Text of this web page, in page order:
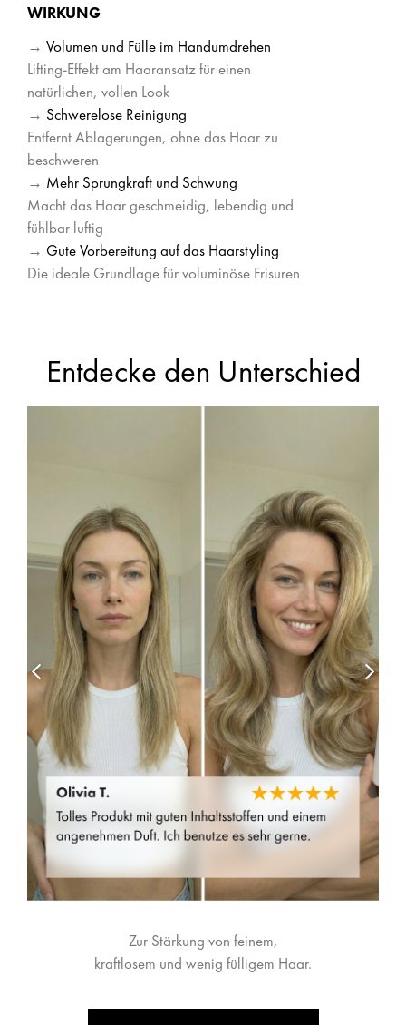
WIRKUNG
→ Volumen und Fülle im Handumdrehen
Lifting-Effekt am Haaransatz für einen
natürlichen, vollen Look
→ Schwerelose Reinigung
Entfernt Ablagerungen, ohne das Haar zu
beschweren
→ Mehr Sprungkraft und Schwung
Macht das Haar geschmeidig, lebendig und
fühlbar luftig
→ Gute Vorbereitung auf das Haarstyling
Die ideale Grundlage für voluminöse Frisuren
Entdecke den Unterschied
Zur Stärkung von feinem,
kraftlosem und wenig fülligem Haar.